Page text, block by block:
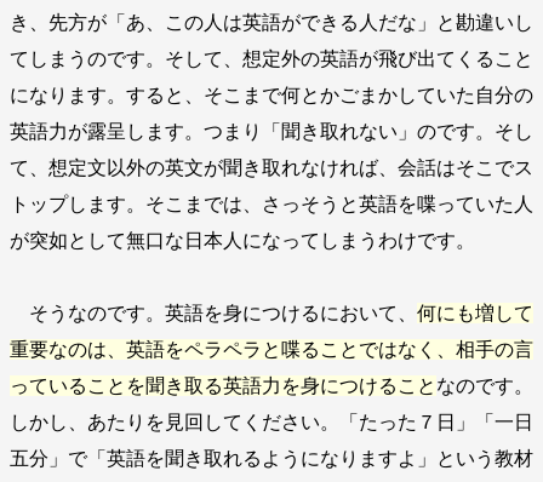
き、先方が「あ、この人は英語ができる人だな」と勘違いし
てしまうのです。そして、想定外の英語が飛び出てくること
になります。すると、そこまで何とかごまかしていた自分の
英語力が露呈します。つまり「聞き取れない」のです。そし
て、想定文以外の英文が聞き取れなければ、会話はそこでス
トップします。そこまでは、さっそうと英語を喋っていた人
が突如として無口な日本人になってしまうわけです。
そうなのです。英語を身につけるにおいて、 何にも増して
重要なのは、英語をペラペラと喋ることではなく、相手の言
っていることを聞き取る英語力を身につけること なのです。
しかし、あたりを見回してください。「たった７日」「一日
五分」で「英語を聞き取れるようになりますよ」という教材